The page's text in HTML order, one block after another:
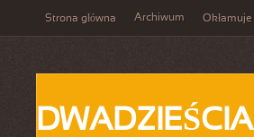
Strona główna Archiwum Okłamuje
DWADZIEŚCIA